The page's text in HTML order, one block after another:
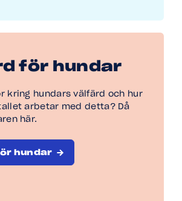
för hundar
kring hundars välfärd och hur
arbetar med detta? Då
här.
hundar